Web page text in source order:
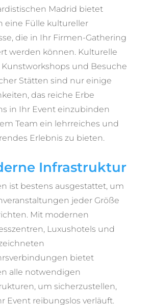
Madrid bietet
eine Fülle kultureller
die in Ihr Firmen-Gathering
werden können. Kulturelle
Kunstworkshops und Besuche
Stätten sind nur einige
das reiche Erbe
in Ihr Event einzubinden
Team ein lehrreiches und
Erlebnis zu bieten.
Infrastruktur
ist bestens ausgestattet, um
jeder Größe
Mit modernen
Luxushotels und
bietet
alle notwendigen
um sicherzustellen,
Event reibungslos verläuft.